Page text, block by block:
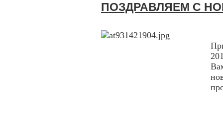
ПОЗДРАВЛЯЕМ С